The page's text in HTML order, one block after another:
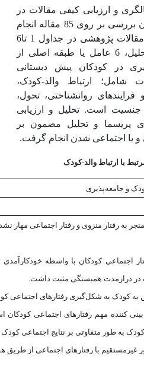
و ارزیابی کیفی مقالات در
بررسی بر روی 85 مقاله انجام
گرفت. خلاصه نتایج اصلی مقالات پژوهشی در جداول 1 تا6
ارائه شده است. پس از تحلیل، 6 عامل یا طبقه اصلی از
در کودکان پیش دبستانی
شامل؛ ارتباط والد-کودک،
فرایندهای روانشناختی، تحول،
جنسیت است. تحلیل و ارزیابی
پریسما و تحلیل مضمون بر
و یا اجتماعی شدن انجام گرفت.
و جامعه‌پذیری
منجر به رفتار منزوی و رفتار اجتماعی
اجتماعی کودکان با واسطه خودکارآمدی
در درازمدت همبستگی مثبت داشت.
به کودک به شکل‌گیری رفتارهای اجتماعی
کننده مهم رفتارهای اجتماعی کودکان
به طور متفاوتی بر نتایج اجتماعی
غیرمستقیم با رفتارهای اجتماعی از طریق